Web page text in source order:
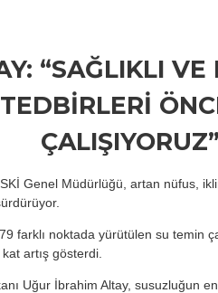
“SAĞLIKLI
Genel Müdürlüğü, artan nüfus,
farklı noktada yürütülen su temin
artış gösterdi.
Uğur İbrahim Altay, susuzluğun